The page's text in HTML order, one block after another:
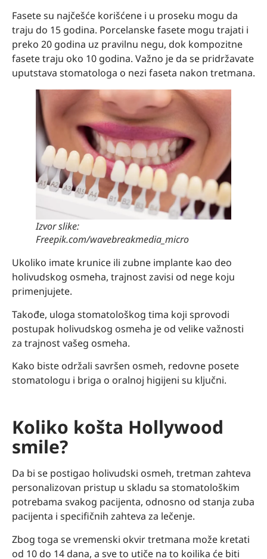
Fasete su najčešće korišćene i u proseku mogu da
traju do 15 godina. Porcelanske fasete mogu trajati i
preko 20 godina uz pravilnu negu, dok kompozitne
fasete traju oko 10 godina. Važno je da se pridržavate
uputstava stomatologa o nezi faseta nakon tretmana.
Izvor slike:
Freepik.com/wavebreakmedia_micro
Ukoliko imate krunice ili zubne implante kao deo
holivudskog osmeha, trajnost zavisi od nege koju
primenjujete.
Takođe, uloga stomatološkog tima koji sprovodi
postupak holivudskog osmeha je od velike važnosti
za trajnost vašeg osmeha.
Kako biste održali savršen osmeh, redovne posete
stomatologu i briga o oralnoj higijeni su ključni.
Koliko košta Hollywood
smile?
Da bi se postigao holivudski osmeh, tretman zahteva
personalizovan pristup u skladu sa stomatološkim
potrebama svakog pacijenta, odnosno od stanja zuba
pacijenta i specifičnih zahteva za lečenje.
Zbog toga se vremenski okvir tretmana može kretati
od 10 do 14 dana, a sve to utiče na to koilika će biti